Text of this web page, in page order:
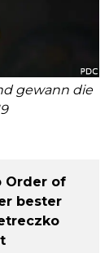
gewann die
Order of
bester